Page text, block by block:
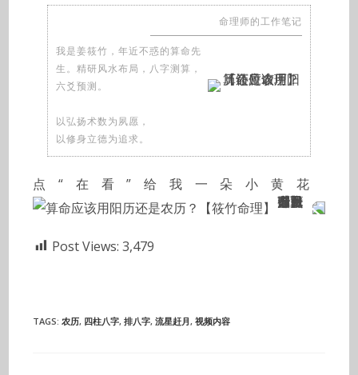
命理师的工作笔记
我是姜筱竹，年近不惑的算命先
生。精研风水布局，八字测算，
六爻预测。
以弘扬术数为夙愿，
以修身立德为追求。
点“在看”给我一朵小黄花
Post Views: 3,479
TAGS:农历, 四柱八字, 排八字, 流星赶月 , 视频内容